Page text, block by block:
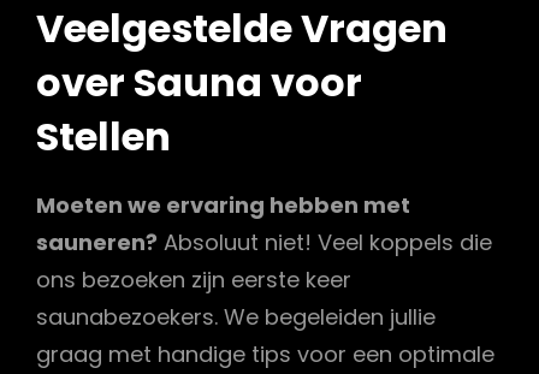
Veelgestelde Vragen
over Sauna voor
Stellen
Moeten we ervaring hebben met
sauneren? Absoluut niet! Veel koppels die
ons bezoeken zijn eerste keer
saunabezoekers. We begeleiden jullie
graag met handige tips voor een optimale